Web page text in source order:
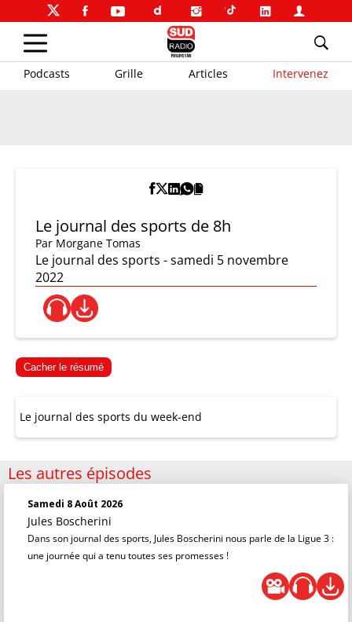
Podcasts Grille Articles Intervenez
Le journal des sports de 8h
Par Morgane Tomas
Le journal des sports - samedi 5 novembre
2022
Cacher le résumé
Le journal des sports du week-end
Les autres épisodes
Samedi 8 Août 2026
Jules Boscherini
Dans son journal des sports, Jules Boscherini nous parle de la Ligue 3 :
une journée qui a tenu toutes ses promesses !